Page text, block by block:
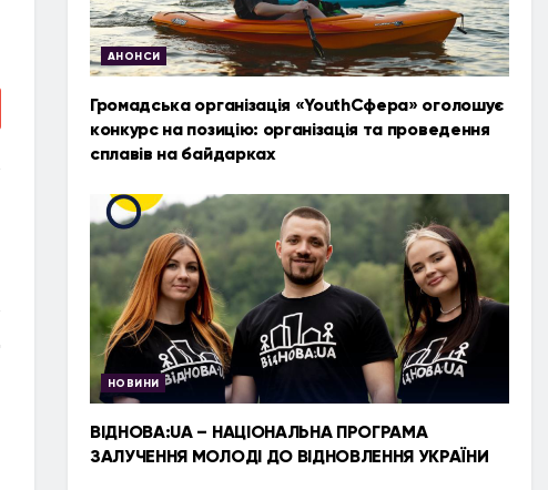
АНОНСИ
Громадська організація «YouthСфера» оголошує
конкурс на позицію: організація та проведення
сплавів на байдарках
НОВИНИ
ВІДНОВА:UA – НАЦІОНАЛЬНА ПРОГРАМА
ЗАЛУЧЕННЯ МОЛОДІ ДО ВІДНОВЛЕННЯ УКРАЇНИ